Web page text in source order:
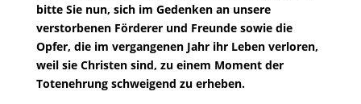
bitte Sie nun, sich im Gedenken an unsere
verstorbenen Förderer und Freunde sowie die
Opfer, die im vergangenen Jahr ihr Leben verloren,
weil sie Christen sind, zu einem Moment der
Totenehrung schweigend zu erheben.